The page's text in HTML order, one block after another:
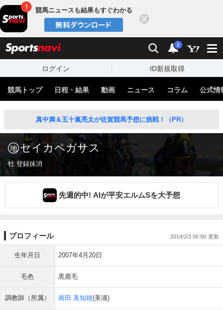
競馬ニュースも結果もすぐわかる
検索 通知
i
ログイン ID新規取得
競馬トップ 日程・結果 動画 ニュース コラム 公式情
真中満＆五十嵐亮太が佐賀競馬予想に挑戦！（PR）
セイカペガサス
牡 登録抹消
先週的中! AIが平安エルムSを大予想
プロフィール 2014/2/3 00:00
生年月日 2007年4月20日
毛色 黒鹿毛
調教師（所属） 南田 美知雄(美浦)